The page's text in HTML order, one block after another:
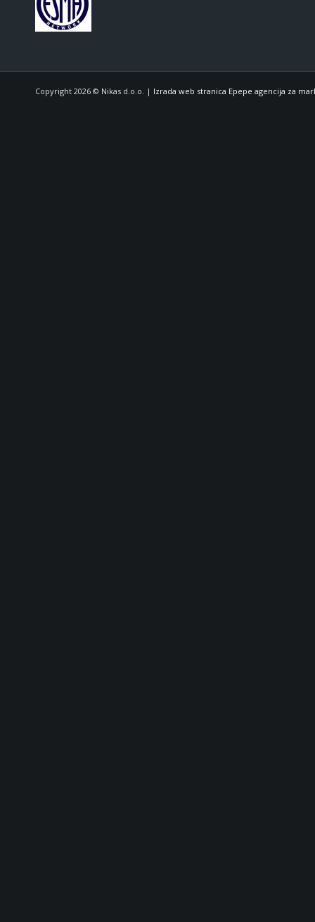
Copyright 2026 © Nikas d.o.o. | Izrada web stranica Epepe agencija za